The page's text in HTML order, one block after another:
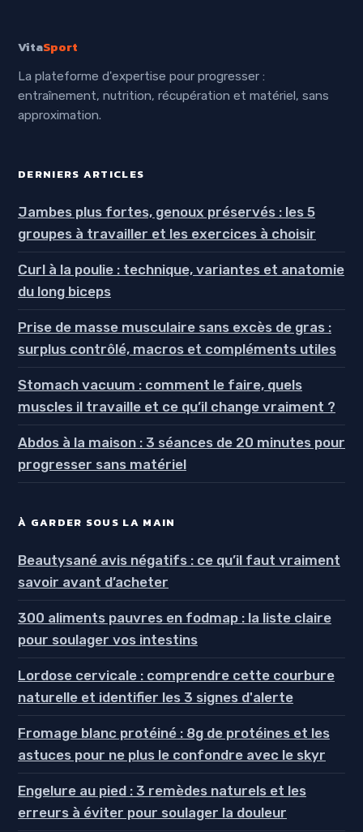
VitaSport
La plateforme d'expertise pour progresser :
entraînement, nutrition, récupération et matériel, sans
approximation.
DERNIERS ARTICLES
Jambes plus fortes, genoux préservés : les 5
groupes à travailler et les exercices à choisir
Curl à la poulie : technique, variantes et anatomie
du long biceps
Prise de masse musculaire sans excès de gras :
surplus contrôlé, macros et compléments utiles
Stomach vacuum : comment le faire, quels
muscles il travaille et ce qu’il change vraiment ?
Abdos à la maison : 3 séances de 20 minutes pour
progresser sans matériel
À GARDER SOUS LA MAIN
Beautysané avis négatifs : ce qu’il faut vraiment
savoir avant d’acheter
300 aliments pauvres en fodmap : la liste claire
pour soulager vos intestins
Lordose cervicale : comprendre cette courbure
naturelle et identifier les 3 signes d'alerte
Fromage blanc protéiné : 8g de protéines et les
astuces pour ne plus le confondre avec le skyr
Engelure au pied : 3 remèdes naturels et les
erreurs à éviter pour soulager la douleur